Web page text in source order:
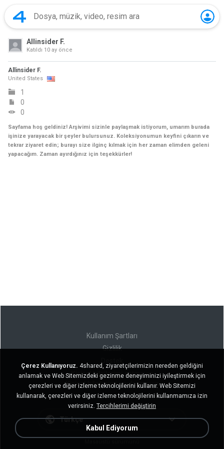
Allinsider F.
Katıldı 10 ay önce
Allinsider F.
United States
1
0
0
Sayfama hoş geldiniz! Arşivimi sizinle paylaşmak istiyorum, umarım burada
işinize yarayacak bir şeyler bulursunuz. Koleksiyonumun keyfini çıkarın ve
tekrar ziyaret edin; burayı size ilginç kılmak için her zaman elimden geleni
yapacağım. Zaman ayırdığınız için teşekkürler!
Kullanım Şartları
Gizlilik
Kişisel bilgilerimi satmayın
Kişisel bilgilerimi paylaşmayın
Türkçe
Çerez Kullanıyoruz. 4shared, ziyaretçilerimizin nereden geldiğini
anlamak ve Web Sitemizdeki gezinme deneyiminizi iyileştirmek için
çerezleri ve diğer izleme teknolojilerini kullanır. Web Sitemizi
kullanarak, çerezleri ve diğer izleme teknolojilerini kullanmamıza izin
verirsiniz. Tercihlerimi değiştirin
Kabul Ediyorum